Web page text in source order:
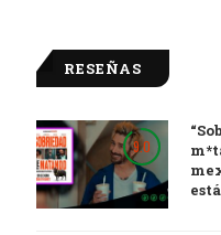
RESEÑAS
9.0